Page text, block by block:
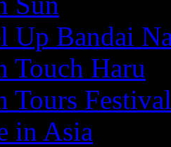
Up Bandai
Touch Haru
Tours Festival
in Asia